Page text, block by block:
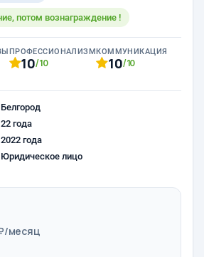
потом вознаграждение !
ПРОФЕССИОНАЛИЗМ
10/10
КОММУНИКАЦИЯ
10/10
Белгород
22 года
2022 года
Юридическое лицо
месяц